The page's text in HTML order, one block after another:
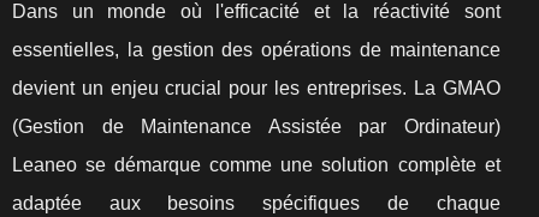
Dans un monde où l'efficacité et la réactivité sont
essentielles, la gestion des opérations de maintenance
devient un enjeu crucial pour les entreprises. La GMAO
(Gestion de Maintenance Assistée par Ordinateur)
Leaneo se démarque comme une solution complète et
adaptée aux besoins spécifiques de chaque